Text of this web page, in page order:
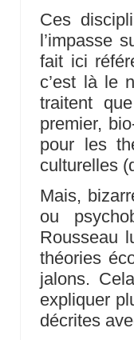
Ces
l’impasse
fait ici
c’est là le
traitent
premier,
pour les
culturelles
Mais,
ou
Rousseau
théories
jalons.
expliquer
décrites